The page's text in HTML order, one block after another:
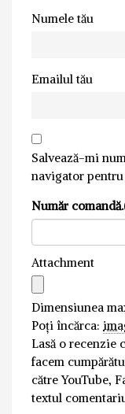
Numele tău
Emailul tău
Salvează-mi
navigator
Număr
Attachment
Dimensiunea
Poți încărca:
Lasă o recenzie
facem
către YouTube,
textul